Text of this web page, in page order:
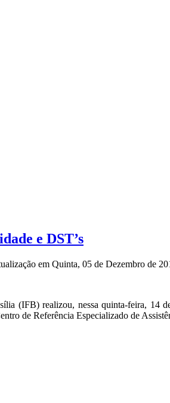
e DST’s
em Quinta, 05 de Dezembro de
(IFB) realizou, nessa quinta-feira, 14
de Referência Especializado de